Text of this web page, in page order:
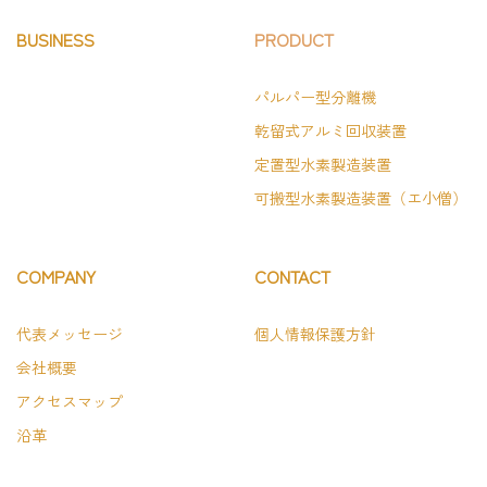
BUSINESS PRODUCT
パルパー型分離機
乾留式アルミ回収装置
定置型水素製造装置
可搬型水素製造装置（エ小僧）
COMPANY
代表メッセージ
会社概要
アクセスマップ
沿革
CONTACT
個人情報保護方針